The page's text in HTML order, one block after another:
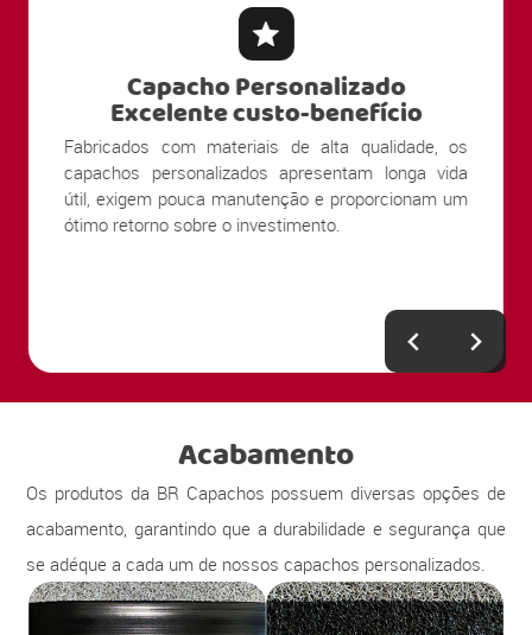
Capacho Personalizado
Excelente custo-benefício
Fabricados com materiais de alta qualidade, os
capachos personalizados apresentam longa vida
útil, exigem pouca manutenção e proporcionam um
ótimo retorno sobre o investimento.
Acabamento
Os produtos da BR Capachos possuem diversas opções de
acabamento, garantindo que a durabilidade e segurança que
se adéque a cada um de nossos capachos personalizados.